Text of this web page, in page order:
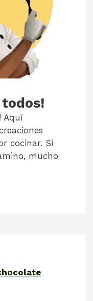
todos!
Aquí
cocinar. Si
mucho